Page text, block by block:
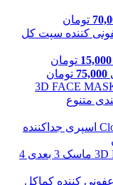
تومان
کننده سپت کل
15,000 تومان
75,000 تومان
اسپری جداکننده
ماسک 3 بعدی 4
کننده کماکل